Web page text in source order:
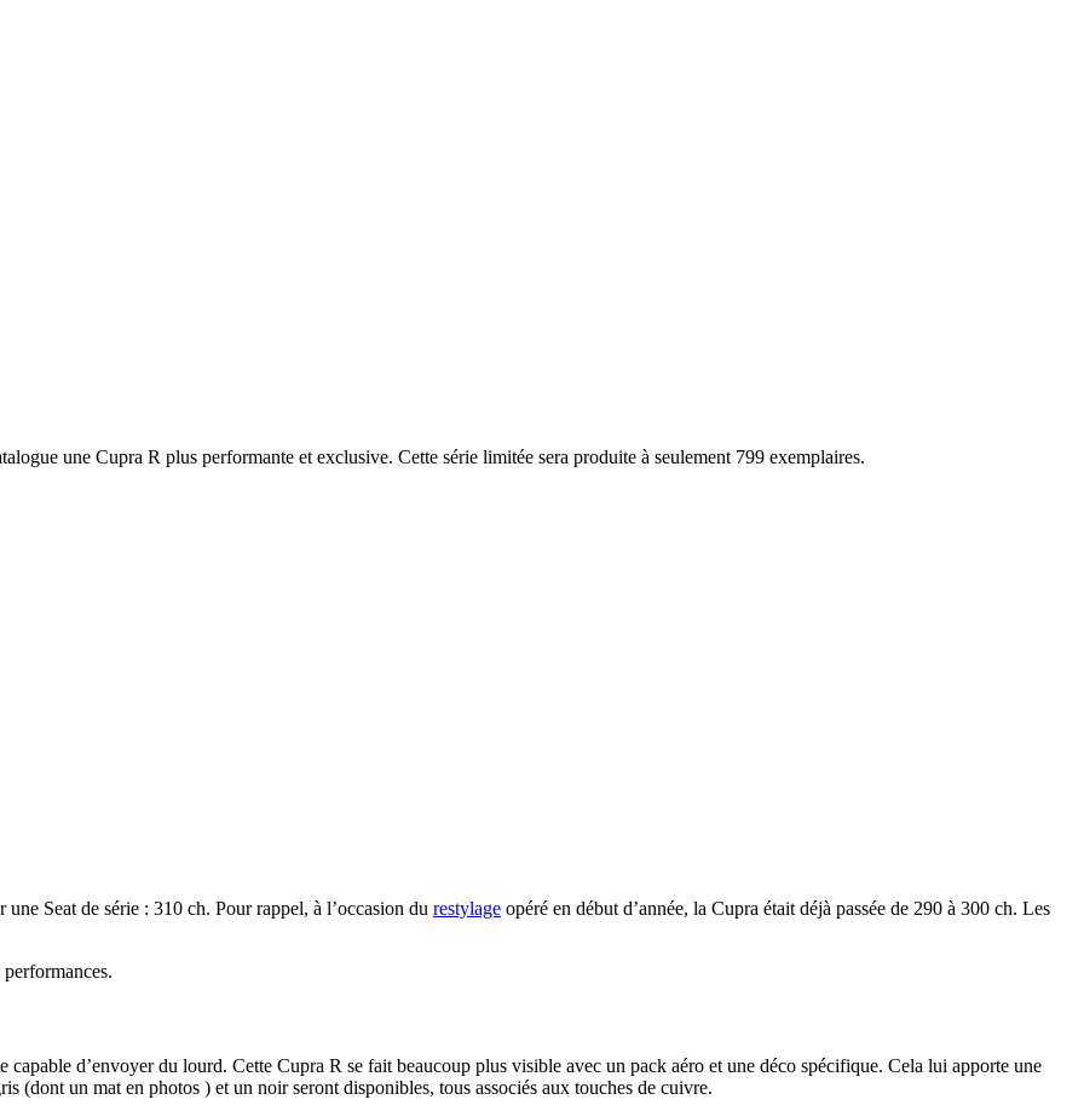
une Cupra R plus performante et exclusive. Cette série limitée sera produite à seulement 799 exemplaires.
Seat de série : 310 ch. Pour rappel, à l’occasion du restylage opéré en début d’année, la Cupra était déjà passée de 290 à 300 ch. Les
d’envoyer du lourd. Cette Cupra R se fait beaucoup plus visible avec un pack aéro et une déco spécifique. Cela lui apporte une
(dont un mat en photos ) et un noir seront disponibles, tous associés aux touches de cuivre.